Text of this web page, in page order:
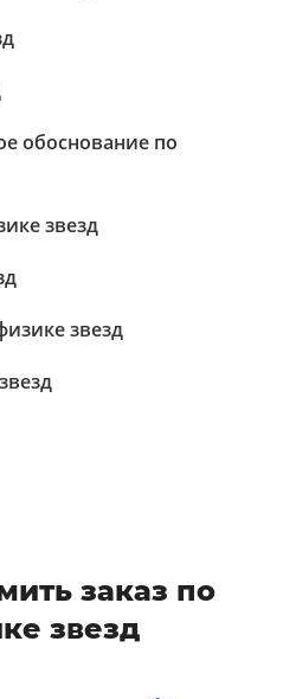
обоснование по
звезд
звезд
заказ по
звезд